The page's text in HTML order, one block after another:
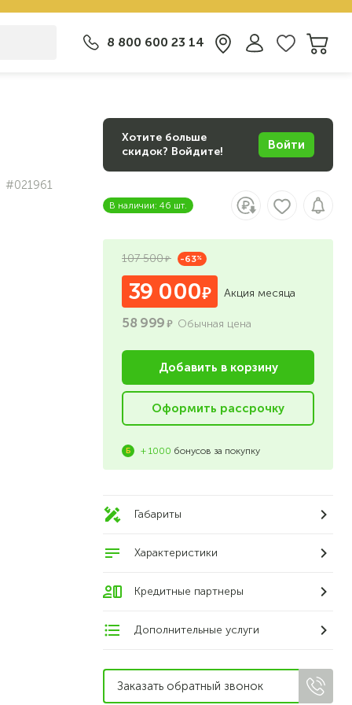
8 800 600 23 14
#021961
Хотите больше
скидок? Войдите!
Войти
В наличии: 46 шт.
107 500 -63%
39 000 Акция месяца
58 999 Обычная цена
Добавить в корзину
Оформить рассрочку
+ 1000 бонусов за покупку
Габариты
Характеристики
Кредитные партнеры
Дополнительные услуги